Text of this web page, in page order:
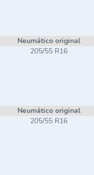
Neumático original
205/55 R16
Neumático original
205/55 R16